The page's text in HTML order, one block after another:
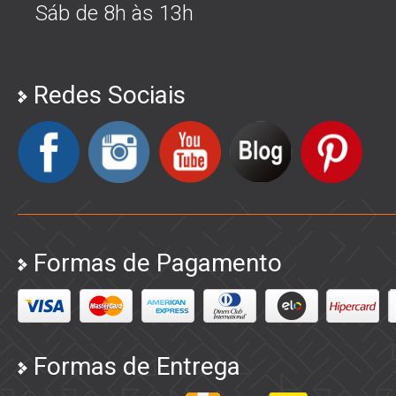
Sáb de 8h às 13h
Redes Sociais
Formas de Pagamento
Formas de Entrega